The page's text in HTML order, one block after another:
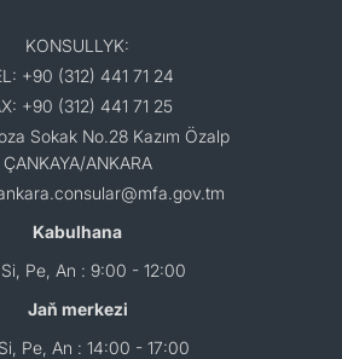
KONSULLYK:
+90 (312) 441 71 24
+90 (312) 441 71 25
Sokak No.28 Kazım Özalp
ÇANKAYA/ANKARA
Kabulhana
Pe, An : 9:00 - 12:00
Jaň merkezi
Pe, An : 14:00 - 17:00